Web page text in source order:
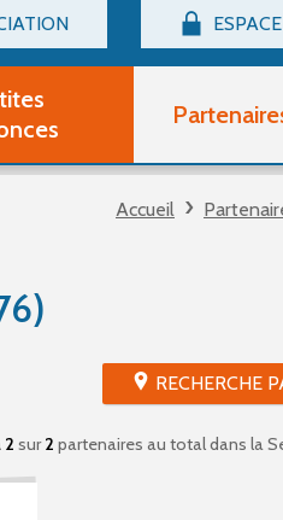
Groupe Vocal
Partenaire
DécouverteAccueil
RECHERCHE
2 sur2 partenaires au totaldans la